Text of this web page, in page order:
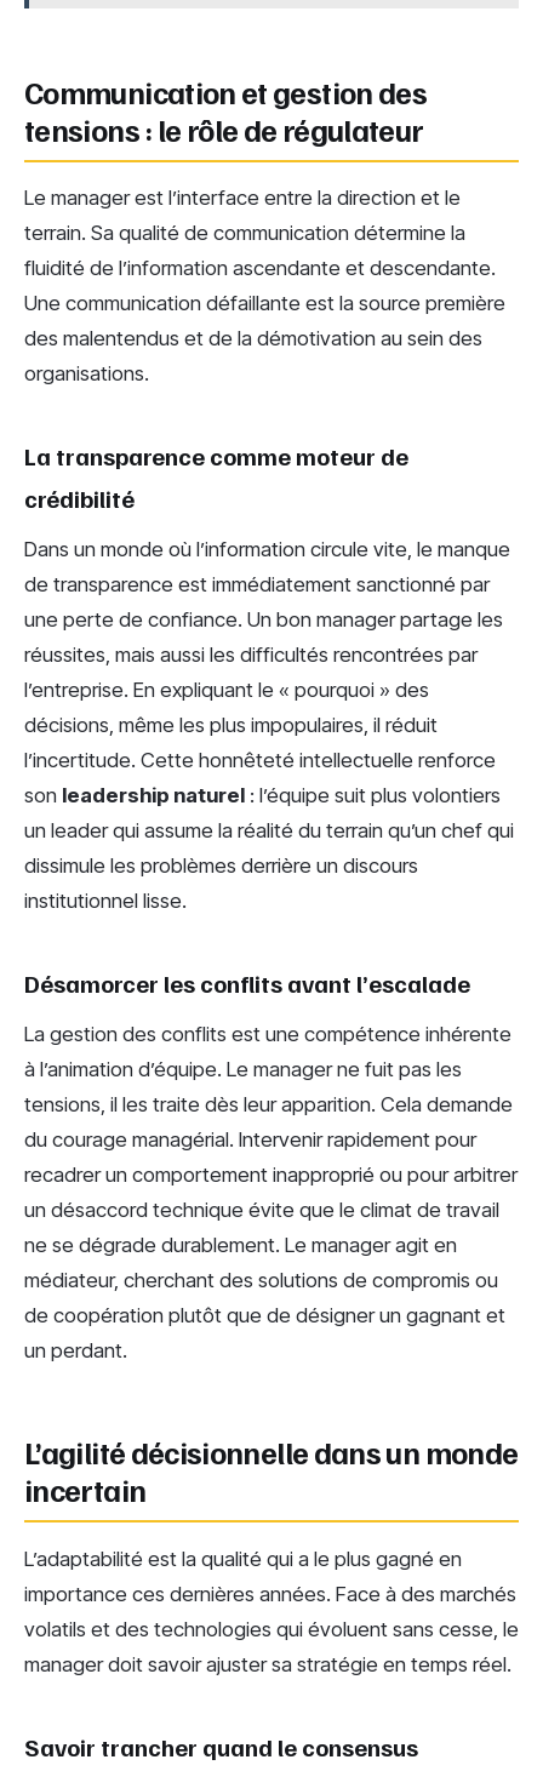
Communication et gestion des
tensions : le rôle de régulateur
Le manager est l’interface entre la direction et le
terrain. Sa qualité de communication détermine la
fluidité de l’information ascendante et descendante.
Une communication défaillante est la source première
des malentendus et de la démotivation au sein des
organisations.
La transparence comme moteur de
crédibilité
Dans un monde où l’information circule vite, le manque
de transparence est immédiatement sanctionné par
une perte de confiance. Un bon manager partage les
réussites, mais aussi les difficultés rencontrées par
l’entreprise. En expliquant le « pourquoi » des
décisions, même les plus impopulaires, il réduit
l’incertitude. Cette honnêteté intellectuelle renforce
son leadership naturel : l’équipe suit plus volontiers
un leader qui assume la réalité du terrain qu’un chef qui
dissimule les problèmes derrière un discours
institutionnel lisse.
Désamorcer les conflits avant l’escalade
La gestion des conflits est une compétence inhérente
à l’animation d’équipe. Le manager ne fuit pas les
tensions, il les traite dès leur apparition. Cela demande
du courage managérial. Intervenir rapidement pour
recadrer un comportement inapproprié ou pour arbitrer
un désaccord technique évite que le climat de travail
ne se dégrade durablement. Le manager agit en
médiateur, cherchant des solutions de compromis ou
de coopération plutôt que de désigner un gagnant et
un perdant.
L’agilité décisionnelle dans un monde
incertain
L’adaptabilité est la qualité qui a le plus gagné en
importance ces dernières années. Face à des marchés
volatils et des technologies qui évoluent sans cesse, le
manager doit savoir ajuster sa stratégie en temps réel.
Savoir trancher quand le consensus